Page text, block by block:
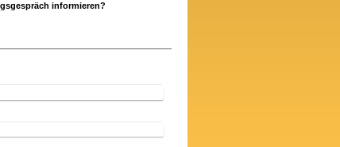
informieren?